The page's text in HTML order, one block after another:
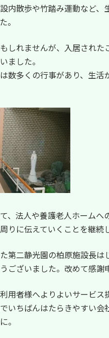
内散歩や竹踏み運動など
。
しれませんが、入居され
ました。
数多くの行事があり、生
、法人や養護老人ホーム
りに伝えていくことを継続
第二静光園の柏原施設長
ございました。改めて感謝
用者様へよりよいサービス
いちばんはたらきやすい会
。